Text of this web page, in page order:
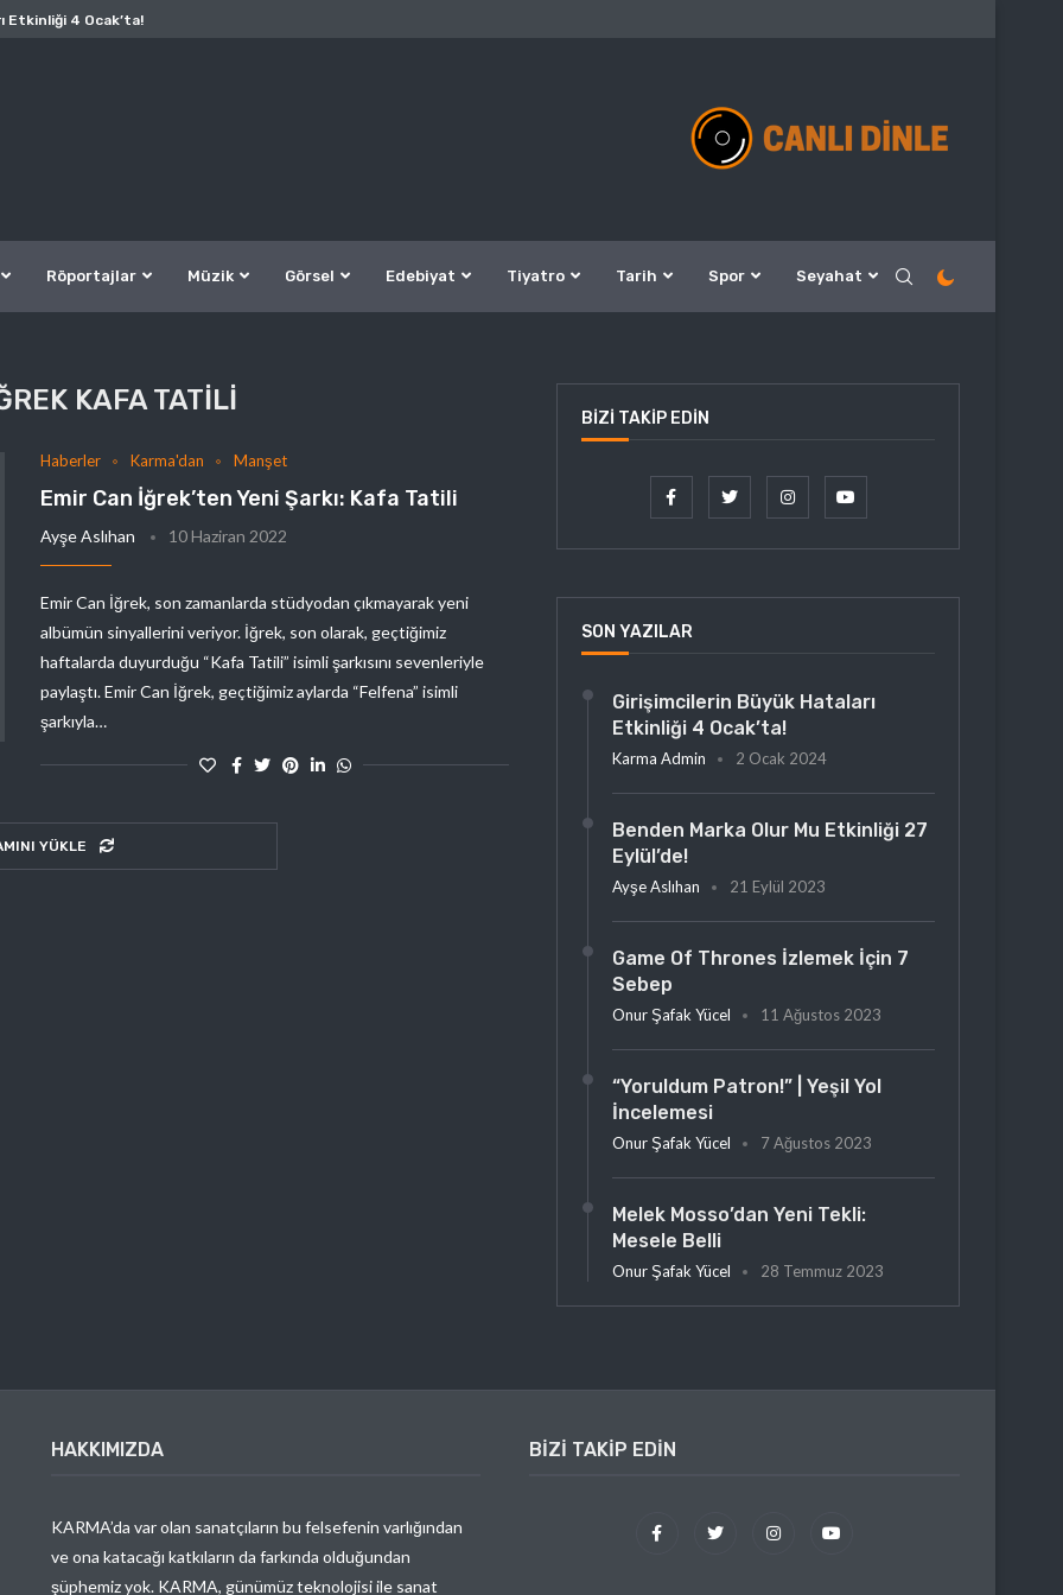
Etkinliği 4 Ocak’ta!
Röportajlar Müzik Görsel Edebiyat Tiyatro Tarih Spor Seyahat
KAFA TATILI
Haberler Karma'dan Manşet
Emir Can İğrek’ten Yeni Şarkı: Kafa Tatili
Ayşe Aslıhan 10 Haziran 2022
Emir Can İğrek, son zamanlarda stüdyodan çıkmayarak yeni
albümün sinyallerini veriyor. İğrek, son olarak, geçtiğimiz
haftalarda duyurduğu “Kafa Tatili” isimli şarkısını sevenleriyle
paylaştı. Emir Can İğrek, geçtiğimiz aylarda “Felfena” isimli
şarkıyla…
YÜKLE
BIZI TAKIP EDIN
SON YAZILAR
Girişimcilerin Büyük Hataları
Etkinliği 4 Ocak’ta!
Karma Admin 2 Ocak 2024
Benden Marka Olur Mu Etkinliği 27
Eylül’de!
Ayşe Aslıhan 21 Eylül 2023
Game Of Thrones İzlemek İçin 7
Sebep
Onur Şafak Yücel 11 Ağustos 2023
“Yoruldum Patron!” | Yeşil Yol
İncelemesi
Onur Şafak Yücel 7 Ağustos 2023
Melek Mosso’dan Yeni Tekli:
Mesele Belli
Onur Şafak Yücel 28 Temmuz 2023
HAKKIMIZDA
KARMA’da var olan sanatçıların bu felsefenin varlığından
ve ona katacağı katkıların da farkında olduğundan
şüphemiz yok. KARMA, günümüz teknolojisi ile sanat
BIZI TAKIP EDIN